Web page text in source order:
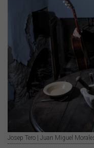
Josep Tero | Juan Miguel